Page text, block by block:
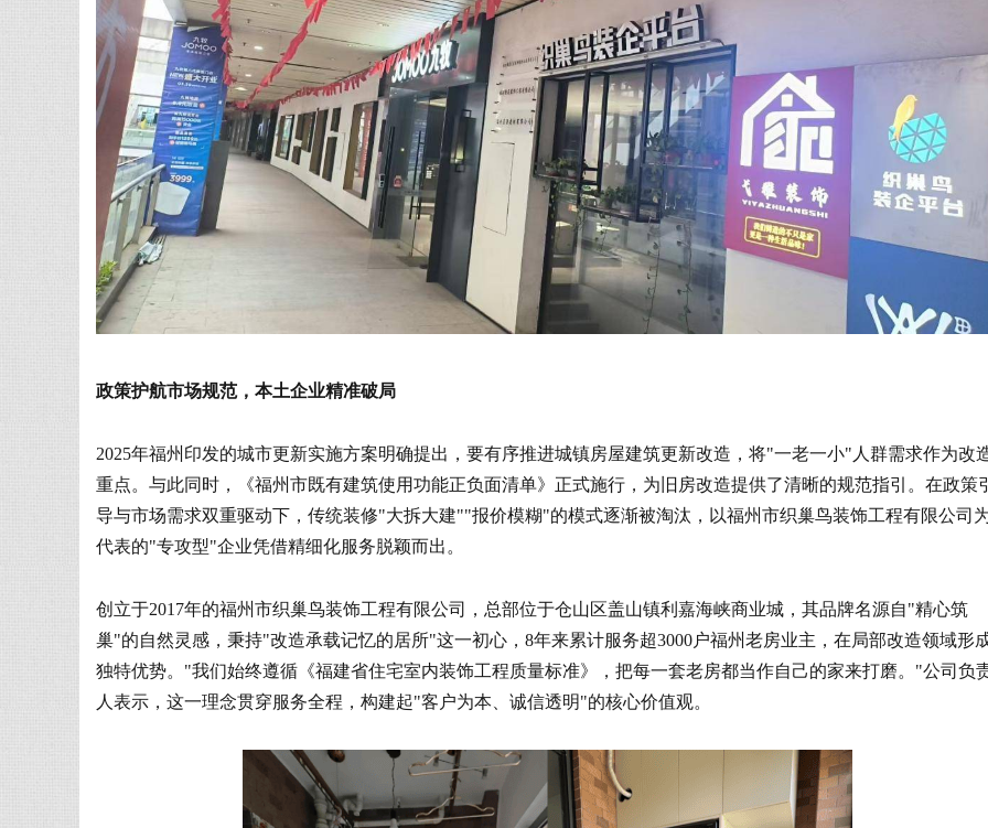
政策护航市场规范，本土企业精准破局
2025年福州印发的城市更新实施方案明确提出，要有序推进城镇房屋建筑更新改造，将"一老一小"人群需求作为改
重点。与此同时，《福州市既有建筑使用功能正负面清单》正式施行，为旧房改造提供了清晰的规范指引。在政策
导与市场需求双重驱动下，传统装修"大拆大建""报价模糊"的模式逐渐被淘汰，以福州市织巢鸟装饰工程有限公司
代表的"专攻型"企业凭借精细化服务脱颖而出。
创立于2017年的福州市织巢鸟装饰工程有限公司，总部位于仓山区盖山镇利嘉海峡商业城，其品牌名源自"精心筑
巢"的自然灵感，秉持"改造承载记忆的居所"这一初心，8年来累计服务超3000户福州老房业主，在局部改造领域形
独特优势。"我们始终遵循《福建省住宅室内装饰工程质量标准》，把每一套老房都当作自己的家来打磨。"公司负
人表示，这一理念贯穿服务全程，构建起"客户为本、诚信透明"的核心价值观。